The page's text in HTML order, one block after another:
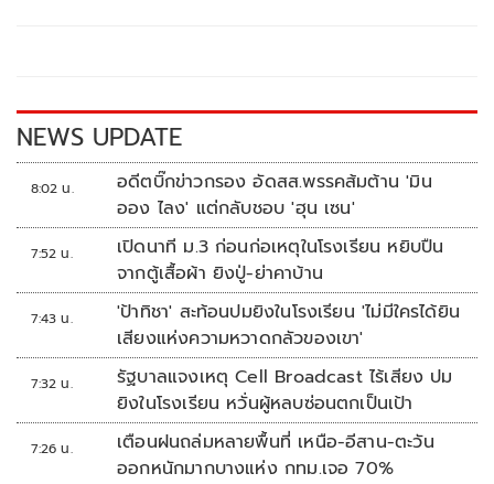
k k
NEWS UPDATE
8:02 น.
อดีตบิ๊กข่าวกรอง อัดสส.พรรคส้มต้าน 'มิน
ออง ไลง' แต่กลับชอบ 'ฮุน เซน'
7:52 น.
เปิดนาที ม.3 ก่อนก่อเหตุในโรงเรียน หยิบปืน
จากตู้เสื้อผ้า ยิงปู่-ย่าคาบ้าน
7:43 น.
'ป้าทิชา' สะท้อนปมยิงในโรงเรียน 'ไม่มีใครได้ยิน
เสียงแห่งความหวาดกลัวของเขา'
7:32 น.
รัฐบาลแจงเหตุ Cell Broadcast ไร้เสียง ปม
ยิงในโรงเรียน หวั่นผู้หลบซ่อนตกเป็นเป้า
7:26 น.
เตือนฝนถล่มหลายพื้นที่ เหนือ-อีสาน-ตะวัน
ออกหนักมากบางแห่ง กทม.เจอ 70%